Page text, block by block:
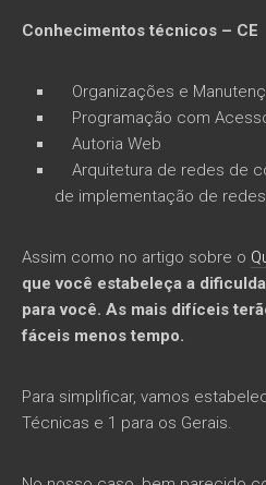
Conhecimentos técnicos – CE
Organizações e
Programação com
Autoria Web
Arquitetura de redes de
de implementação de redes
Assim como no artigo sobre o
que você estabeleça a
para você. As mais difíceis
fáceis menos tempo.
Para simplificar, vamos
Técnicas e 1 para os Gerais.